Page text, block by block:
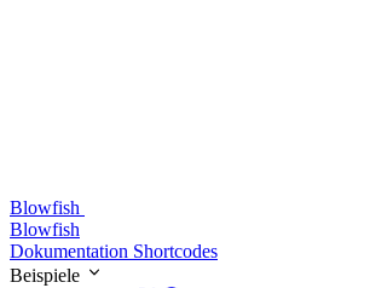
Blowfish
Blowfish
Dokumentation Shortcodes
Beispiele